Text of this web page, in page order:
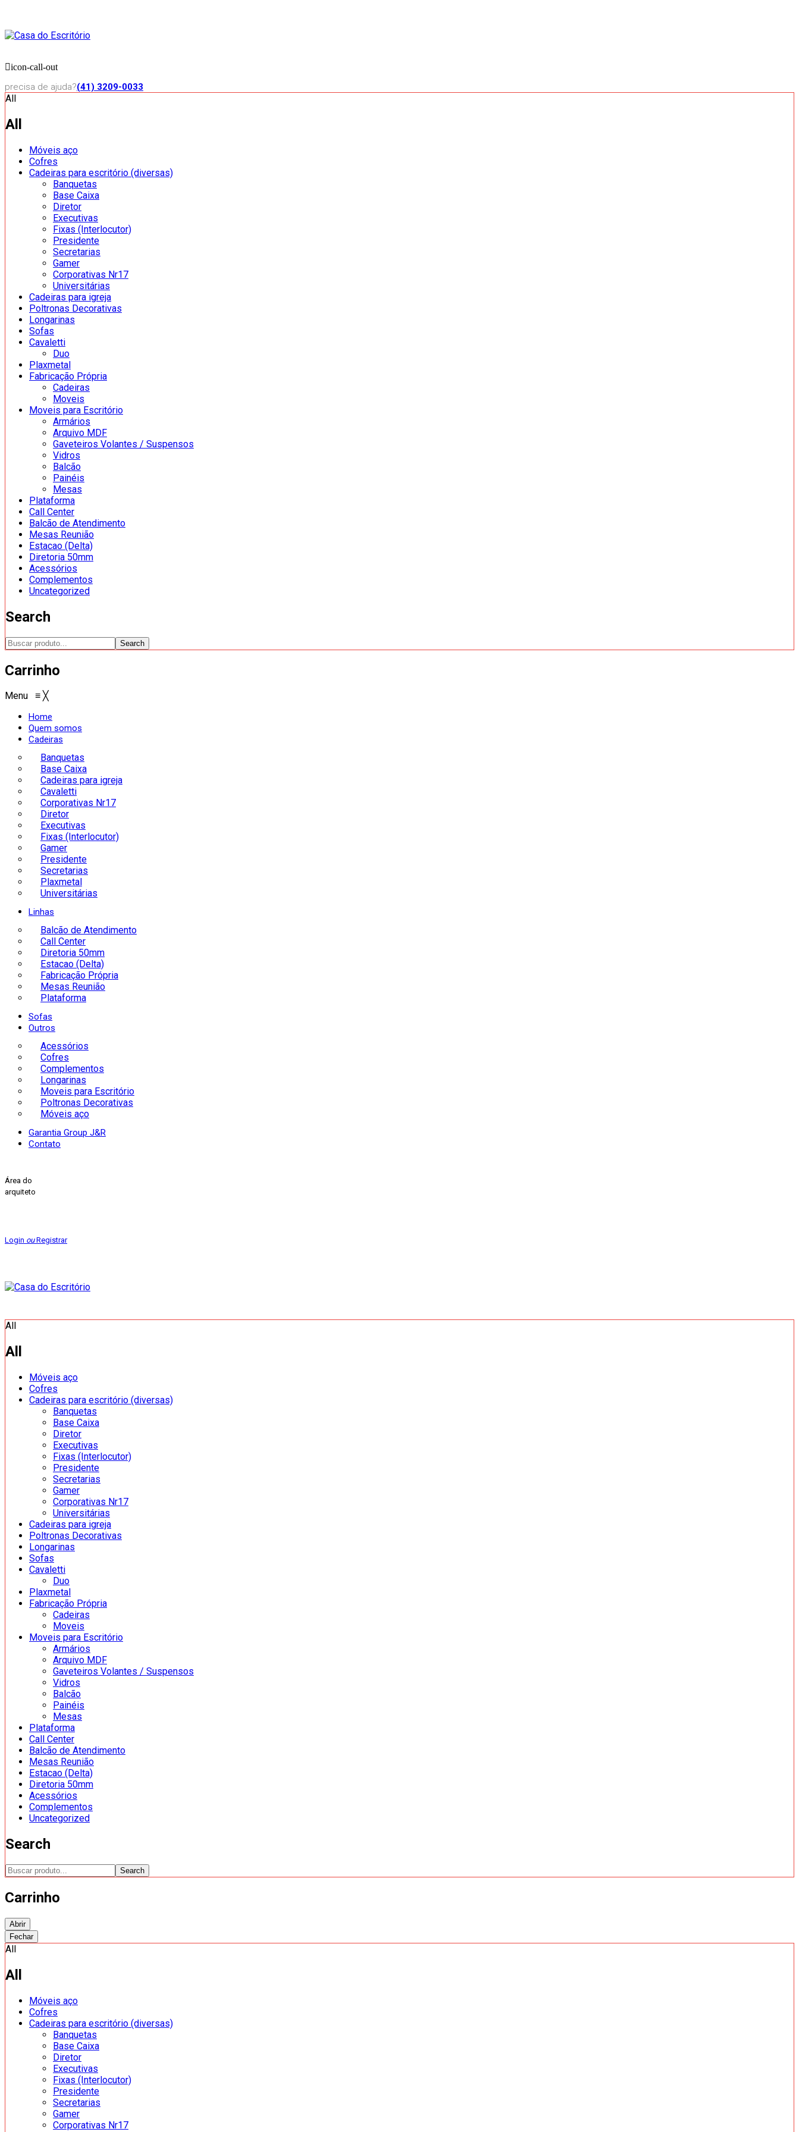
icon-call-out
precisa de ajuda?(41) 3209-0033
All
All
Móveis aço
Cofres
Cadeiras para escritório (diversas)
Banquetas
Base Caixa
Diretor
Executivas
Fixas (Interlocutor)
Presidente
Secretarias
Gamer
Corporativas Nr17
Universitárias
Cadeiras para igreja
Poltronas Decorativas
Longarinas
Sofas
Cavaletti
Duo
Plaxmetal
Fabricação Própria
Cadeiras
Moveis
Moveis para Escritório
Armários
Arquivo MDF
Gaveteiros Volantes / Suspensos
Vidros
Balcão
Painéis
Mesas
Plataforma
Call Center
Balcão de Atendimento
Mesas Reunião
Estacao (Delta)
Diretoria 50mm
Acessórios
Complementos
Uncategorized
Search
Search
Carrinho
Menu ≡ ╳
Home
Quem somos
Cadeiras
Banquetas
Base Caixa
Cadeiras para igreja
Cavaletti
Corporativas Nr17
Diretor
Executivas
Fixas (Interlocutor)
Gamer
Presidente
Secretarias
Plaxmetal
Universitárias
Linhas
Balcão de Atendimento
Call Center
Diretoria 50mm
Estacao (Delta)
Fabricação Própria
Mesas Reunião
Plataforma
Sofas
Outros
Acessórios
Cofres
Complementos
Longarinas
Moveis para Escritório
Poltronas Decorativas
Móveis aço
Garantia Group J&R
Contato
Área do
arquiteto
Login ouRegistrar
All
All
Móveis aço
Cofres
Cadeiras para escritório (diversas)
Banquetas
Base Caixa
Diretor
Executivas
Fixas (Interlocutor)
Presidente
Secretarias
Gamer
Corporativas Nr17
Universitárias
Cadeiras para igreja
Poltronas Decorativas
Longarinas
Sofas
Cavaletti
Duo
Plaxmetal
Fabricação Própria
Cadeiras
Moveis
Moveis para Escritório
Armários
Arquivo MDF
Gaveteiros Volantes / Suspensos
Vidros
Balcão
Painéis
Mesas
Plataforma
Call Center
Balcão de Atendimento
Mesas Reunião
Estacao (Delta)
Diretoria 50mm
Acessórios
Complementos
Uncategorized
Search
Search
Carrinho
Abrir
Fechar
All
All
Móveis aço
Cofres
Cadeiras para escritório (diversas)
Banquetas
Base Caixa
Diretor
Executivas
Fixas (Interlocutor)
Presidente
Secretarias
Gamer
Corporativas Nr17